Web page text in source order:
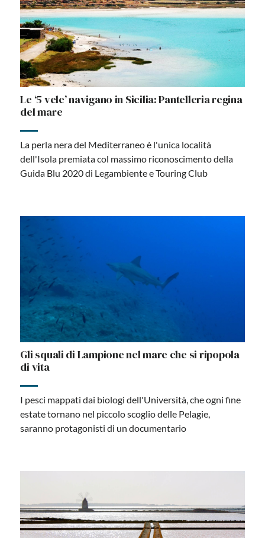
Le ‘5 vele’ navigano in Sicilia: Pantelleria regina
del mare
La perla nera del Mediterraneo è l'unica località
dell'Isola premiata col massimo riconoscimento della
Guida Blu 2020 di Legambiente e Touring Club
Gli squali di Lampione nel mare che si ripopola
di vita
I pesci mappati dai biologi dell'Università, che ogni fine
estate tornano nel piccolo scoglio delle Pelagie,
saranno protagonisti di un documentario